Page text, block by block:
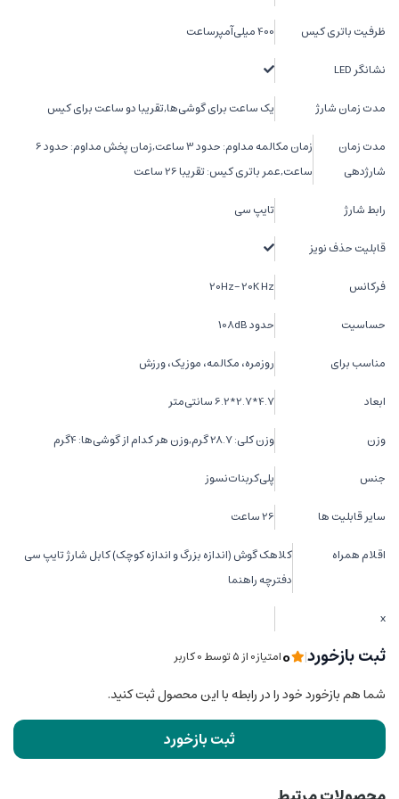
ظرفیت باتری کیس 400 میلی‌آمپرساعت
نشانگر LED
مدت زمان شارژ یک ساعت برای گوشی‌ها,تقریبا دو ساعت برای کیس
مدت زمان
شارژدهی
زمان مکالمه مداوم: حدود 3 ساعت,زمان پخش مداوم: حدود 6
ساعت,عمر باتری کیس: تقریبا 26 ساعت
رابط شارژ تایپ سی
قابلیت حذف نویز
فرکانس 20Hz- 20K Hz
حساسیت حدود 108dB
مناسب برای روزمره، مکالمه، موزیک، ورزش
ابعاد 4.7*2.7*6.2 سانتی‌متر
وزن وزن کلی: 28.7 گرم,وزن هر کدام از گوشی‌ها: 4گرم
جنس پلی‌کربنات‌نسوز
سایر قابلیت ها 26 ساعت
اقلام همراه
کلاهک گوش (اندازه بزرگ و اندازه کوچک) کابل شارژ تایپ سی
دفترچه راهنما
x
ثبت بازخورد|
0امتیاز0 از ۵ توسط 0 کاربر
شما هم بازخورد خود را در رابطه با این محصول ثبت کنید.
ثبت بازخورد